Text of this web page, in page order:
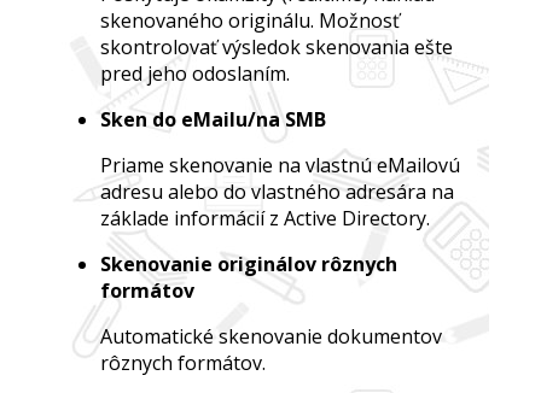
skenovaného originálu. Možnosť
skontrolovať výsledok skenovania ešte
pred jeho odoslaním.
Sken do eMailu/na SMB
Priame skenovanie na vlastnú eMailovú
adresu alebo do vlastného adresára na
základe informácií z Active Directory.
Skenovanie originálov rôznych
formátov
Automatické skenovanie dokumentov
rôznych formátov.